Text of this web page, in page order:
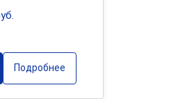
Подробнее